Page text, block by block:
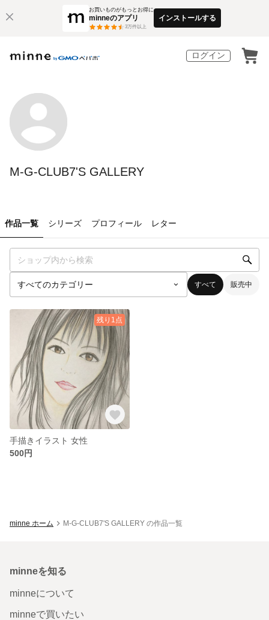
お買いものがもっとお得に
minneのアプリ
3万件以上
インストールする
ログイン
M-G-CLUB7'S GALLERY
作品一覧 シリーズ プロフィール レター
すべて 販売中
残り1点
手描きイラスト 女性
500円
minne ホーム M-G-CLUB7'S GALLERY の作品一覧
minneを知る
minneについて
minneで買いたい